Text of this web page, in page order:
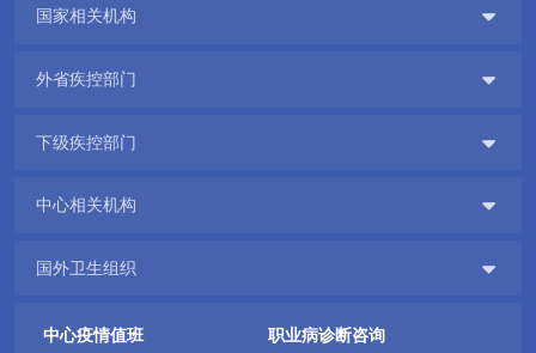
国家相关机构 
外省疾控部门 
下级疾控部门 
中心相关机构 
国外卫生组织 
中心疫情值班 职业病诊断咨询